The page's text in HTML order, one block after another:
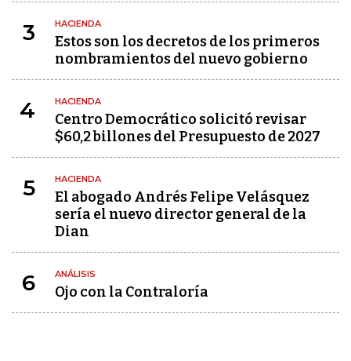
3 HACIENDA
Estos son los decretos de los primeros
nombramientos del nuevo gobierno
4 HACIENDA
Centro Democrático solicitó revisar
$60,2 billones del Presupuesto de 2027
5 HACIENDA
El abogado Andrés Felipe Velásquez
sería el nuevo director general de la
Dian
6 ANÁLISIS
Ojo con la Contraloría